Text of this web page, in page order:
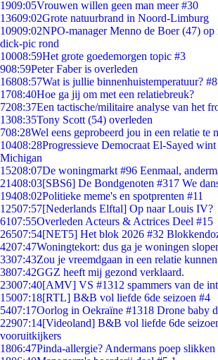
1909:05Vrouwen willen geen man meer #30
13609:02Grote natuurbrand in Noord-Limburg
10909:02NPO-manager Menno de Boer (47) op
dick-pic rond
10008:59Het grote goedemorgen topic #3
908:59Peter Faber is overleden
16808:57Wat is jullie binnenhuistemperatuur?
1708:40Hoe ga jij om met een relatiebreuk?
7208:37Een tactische/militaire analyse van het
1308:35Tony Scott (54) overleden
708:28Wel eens geprobeerd jou in een relatie te
10408:28Progressieve Democraat El-Sayed
Michigan
15208:07De woningmarkt #96 Eenmaal,
21408:03[SBS6] De Bondgenoten #317 We
19408:02Politieke meme's en spotprenten #11
12507:57[Nederlands Elftal] Op naar Louis IV?
6107:55Overleden Acteurs & Actrices Deel #15
26507:54[NET5] Het blok 2026 #32
4207:47Woningtekort: dus ga je woningen
3307:43Zou je vreemdgaan in een relatie
3807:42GGZ heeft mij gezond verklaard.
23007:40[AMV] VS #1312 spammers van de
15007:18[RTL] B&B vol liefde 6de seizoen #4
5407:17Oorlog in Oekraïne #1318 Drone baby
22907:14[Videoland] B&B vol liefde 6de
vooruitkijkers
1806:47Pinda-allergie? Andermans poep slikken